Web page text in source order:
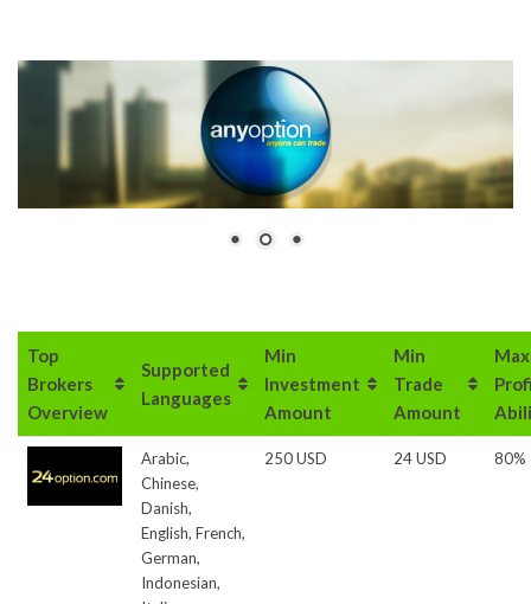
Top
Brokers
Overview
Supported
Languages
Min
Investment
Amount
Min
Trade
Amount
Max
Arabic,
Chinese,
Danish,
English, French,
German,
Indonesian,
250 USD 24 USD 80%